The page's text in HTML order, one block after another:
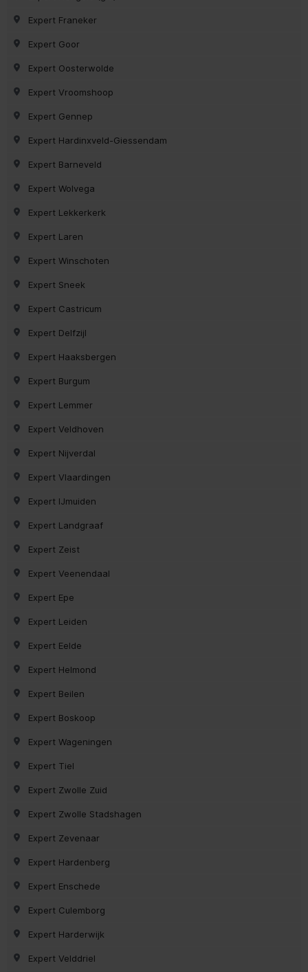
Expert Franeker
Expert Goor
Expert Oosterwolde
Expert Vroomshoop
Expert Gennep
Expert Hardinxveld-Giessendam
Expert Barneveld
Expert Wolvega
Expert Lekkerkerk
Expert Laren
Expert Winschoten
Expert Sneek
Expert Castricum
Expert Delfzijl
Expert Haaksbergen
Expert Burgum
Expert Lemmer
Expert Veldhoven
Expert Nijverdal
Expert Vlaardingen
Expert IJmuiden
Expert Landgraaf
Expert Zeist
Expert Veenendaal
Expert Epe
Expert Leiden
Expert Eelde
Expert Helmond
Expert Beilen
Expert Boskoop
Expert Wageningen
Expert Tiel
Expert Zwolle Zuid
Expert Zwolle Stadshagen
Expert Zevenaar
Expert Hardenberg
Expert Enschede
Expert Culemborg
Expert Harderwijk
Expert Velddriel